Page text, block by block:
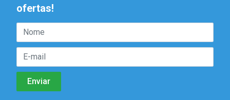
ofertas!